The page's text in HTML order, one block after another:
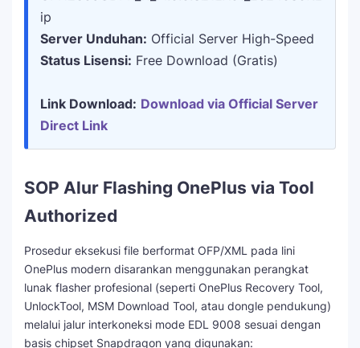
ip
Server Unduhan: Official Server High-Speed
Status Lisensi: Free Download (Gratis)
Link Download: Download via Official Server
Direct Link
SOP Alur Flashing OnePlus via Tool
Authorized
Prosedur eksekusi file berformat OFP/XML pada lini
OnePlus modern disarankan menggunakan perangkat
lunak flasher profesional (seperti OnePlus Recovery Tool,
UnlockTool, MSM Download Tool, atau dongle pendukung)
melalui jalur interkoneksi mode EDL 9008 sesuai dengan
basis chipset Snapdragon yang digunakan: